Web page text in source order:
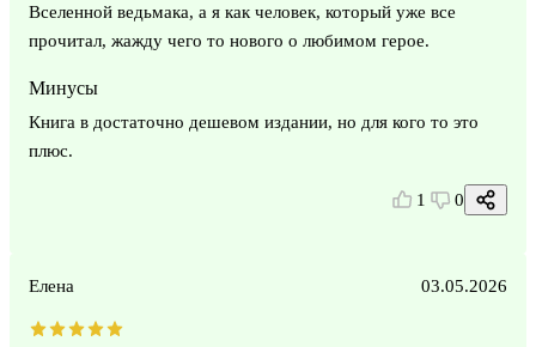
Вселенной ведьмака, а я как человек, который уже все
прочитал, жажду чего то нового о любимом герое.
Минусы
Книга в достаточно дешевом издании, но для кого то это
плюс.
1 0
Елена 03.05.2026